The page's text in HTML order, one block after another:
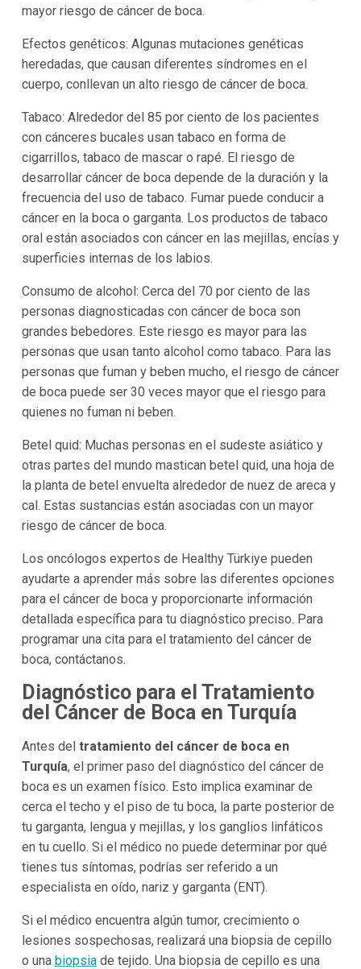
mayor riesgo de cáncer de boca.
Efectos genéticos: Algunas mutaciones genéticas
heredadas, que causan diferentes síndromes en el
cuerpo, conllevan un alto riesgo de cáncer de boca.
Tabaco: Alrededor del 85 por ciento de los pacientes
con cánceres bucales usan tabaco en forma de
cigarrillos, tabaco de mascar o rapé. El riesgo de
desarrollar cáncer de boca depende de la duración y la
frecuencia del uso de tabaco. Fumar puede conducir a
cáncer en la boca o garganta. Los productos de tabaco
oral están asociados con cáncer en las mejillas, encías y
superficies internas de los labios.
Consumo de alcohol: Cerca del 70 por ciento de las
personas diagnosticadas con cáncer de boca son
grandes bebedores. Este riesgo es mayor para las
personas que usan tanto alcohol como tabaco. Para las
personas que fuman y beben mucho, el riesgo de cáncer
de boca puede ser 30 veces mayor que el riesgo para
quienes no fuman ni beben.
Betel quid: Muchas personas en el sudeste asiático y
otras partes del mundo mastican betel quid, una hoja de
la planta de betel envuelta alrededor de nuez de areca y
cal. Estas sustancias están asociadas con un mayor
riesgo de cáncer de boca.
Los oncólogos expertos de Healthy Türkiye pueden
ayudarte a aprender más sobre las diferentes opciones
para el cáncer de boca y proporcionarte información
detallada específica para tu diagnóstico preciso. Para
programar una cita para el tratamiento del cáncer de
boca, contáctanos.
Diagnóstico para el Tratamiento
del Cáncer de Boca en Turquía
Antes del tratamiento del cáncer de boca en
Turquía, el primer paso del diagnóstico del cáncer de
boca es un examen físico. Esto implica examinar de
cerca el techo y el piso de tu boca, la parte posterior de
tu garganta, lengua y mejillas, y los ganglios linfáticos
en tu cuello. Si el médico no puede determinar por qué
tienes tus síntomas, podrías ser referido a un
especialista en oído, nariz y garganta (ENT).
Si el médico encuentra algún tumor, crecimiento o
lesiones sospechosas, realizará una biopsia de cepillo
o una biopsiade tejido. Una biopsia de cepillo es una